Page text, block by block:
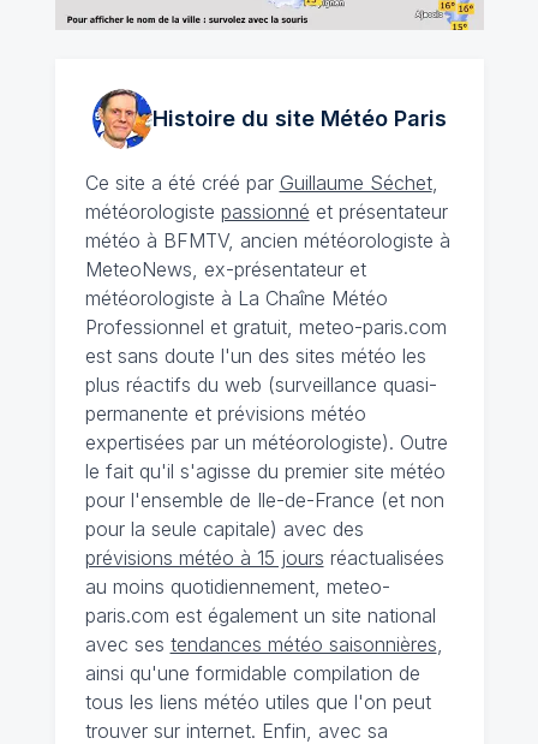
Histoire du site MétéoParis
Ce site a été créé par Guillaume Séchet,
météorologiste passionné et présentateur
météo à BFMTV, ancien météorologiste à
MeteoNews, ex-présentateur et
météorologiste à La Chaîne Météo
Professionnel et gratuit, meteo-paris.com
est sans doute l'un des sites météo les
plus réactifs du web (surveillance quasi-
permanente et prévisions météo
expertisées par un météorologiste). Outre
le fait qu'il s'agisse du premier site météo
pour l'ensemble de Ile-de-France (et non
pour la seule capitale) avec des
prévisions météo à 15 jours réactualisées
au moins quotidiennement, meteo-
paris.com est également un site national
avec ses tendances météo saisonnières,
ainsi qu'une formidable compilation de
tous les liens météo utiles que l'on peut
trouver sur internet. Enfin, avec sa